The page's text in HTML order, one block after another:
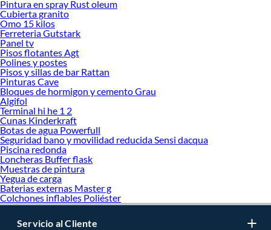
Pintura en spray Rust oleum
Cubierta granito
Omo 15 kilos
Ferreteria Gutstark
Panel tv
Pisos flotantes Agt
Polines y postes
Pisos y sillas de bar Rattan
Pinturas Cave
Bloques de hormigon y cemento Grau
Algifol
Terminal hi he 1 2
Cunas Kinderkraft
Botas de agua Powerfull
Seguridad bano y movilidad reducida Sensi dacqua
Piscina redonda
Loncheras Buffer flask
Muestras de pintura
Yegua de carga
Baterias externas Master g
Colchones inflables Poliéster
Servicio al Cliente